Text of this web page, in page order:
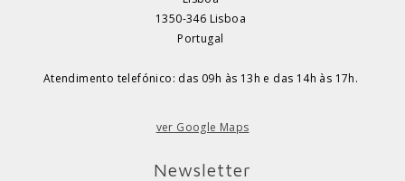
1350-346 Lisboa
Portugal
Atendimento telefónico: das 09h às 13h e das 14h às 17h.
ver Google Maps
Newsletter